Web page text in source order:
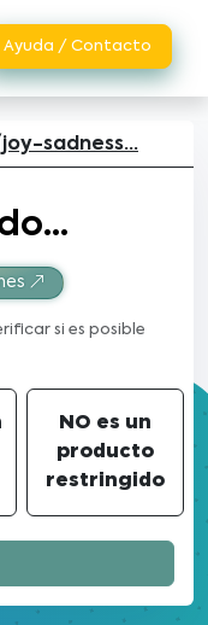
Ayuda / Contacto
sadness...
si es posible
NO es un
producto
restringido